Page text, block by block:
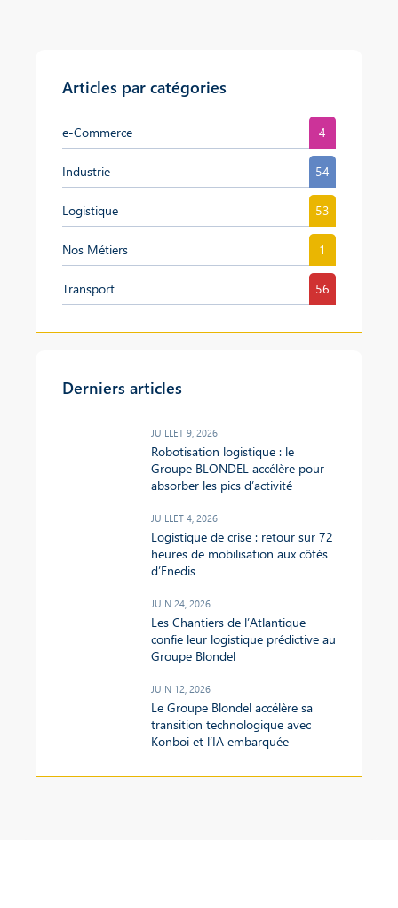
Articles par catégories
e-Commerce 4
Industrie 54
Logistique 53
Nos Métiers 1
Transport 56
Derniers articles
Robotisation logistique : le
Groupe BLONDEL accélère pour
absorber les pics d’activité
JUILLET 9, 2026
Logistique de crise : retour sur 72
heures de mobilisation aux côtés
d’Enedis
JUILLET 4, 2026
Les Chantiers de l’Atlantique
confie leur logistique prédictive au
Groupe Blondel
JUIN 24, 2026
Le Groupe Blondel accélère sa
transition technologique avec
Konboi et l’IA embarquée
JUIN 12, 2026